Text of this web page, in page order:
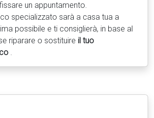
un appuntamento.
specializzato sarà a casa tua a
possibile e ti consiglierà, in base al
riparare o sostituire il tuo
.